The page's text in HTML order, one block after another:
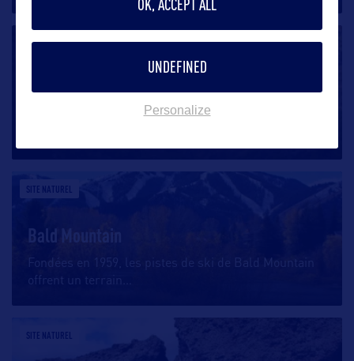
SITE NATUREL
Hells Canyon
Canyon le plus profond d’Amérique du Nord, Hells
SITE NATUREL
Bald Mountain
Fondées en 1959, les pistes de ski de Bald Mountain
offrent un terrain
SITE NATUREL
OK, ACCEPT ALL
UNDEFINED
Personalize